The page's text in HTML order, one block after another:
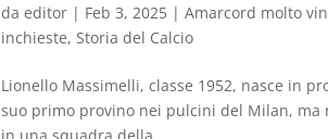
daeditor | Feb 3, 2025 |Amarcord molto
inchieste,Storia del Calcio
Lionello Massimelli, classe 1952, nasce in
suo primo provino nei pulcini del Milan, ma